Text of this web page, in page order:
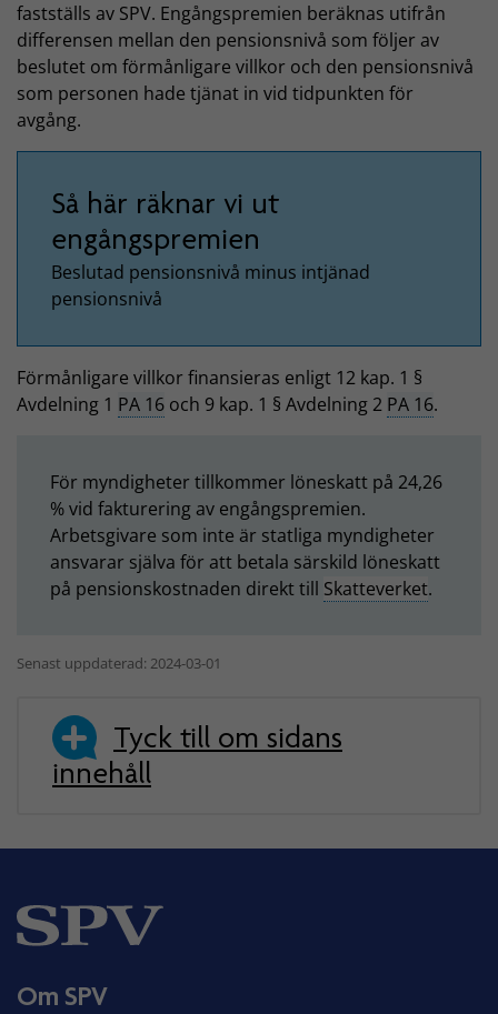
fastställs av SPV. Engångspremien beräknas utifrån
differensen mellan den pensionsnivå som följer av
beslutet om förmånligare villkor och den pensionsnivå
som personen hade tjänat in vid tidpunkten för
avgång.
Så här räknar vi ut
engångspremien
Beslutad pensionsnivå minus intjänad
pensionsnivå
Förmånligare villkor finansieras enligt 12 kap. 1 §
Avdelning 1 PA 16 och 9 kap. 1 § Avdelning 2 PA 16.
För myndigheter tillkommer löneskatt på 24,26
% vid fakturering av engångspremien.
Arbetsgivare som inte är statliga myndigheter
ansvarar själva för att betala särskild löneskatt
på pensionskostnaden direkt till Skatteverket.
Senast uppdaterad: 2024-03-01
Tyck till om sidans
innehåll
Om SPV